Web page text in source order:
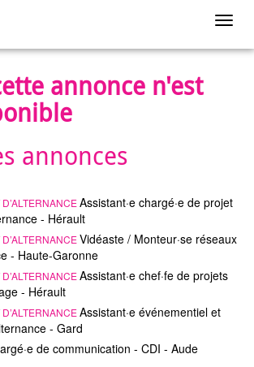
annonce n'est
annonces
Assistant·e chargé·e de projet
- Hérault
Vidéaste / Monteur·se réseaux
- Haute-Garonne
Assistant·e chef·fe de projets
- Hérault
Assistant·e événementiel et
- Gard
de communication - CDI - Aude